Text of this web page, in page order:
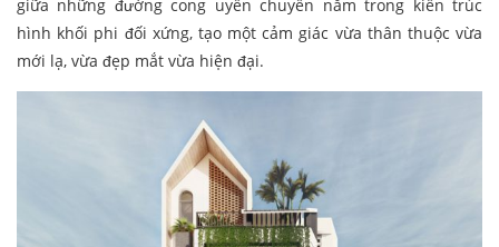
giữa những đường cong uyển chuyển nằm trong kiến trúc
hình khối phi đối xứng, tạo một cảm giác vừa thân thuộc vừa
mới lạ, vừa đẹp mắt vừa hiện đại.